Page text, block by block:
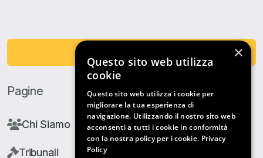
Pagine
Chi Siamo
Tribunali
×
Questo sito web utilizza
cookie
Questo sito web utilizza i cookie per
migliorare la tua esperienza di
navigazione. Utilizzando il nostro sito web
acconsenti a tutti i cookie in conformità
con la nostra policy per i cookie. Privacy
Policy